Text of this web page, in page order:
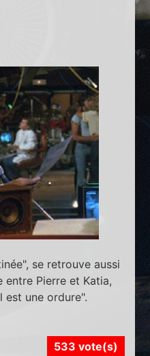
se retrouve aussi
entre Pierre et Katia,
est une ordure".
533 vote(s)